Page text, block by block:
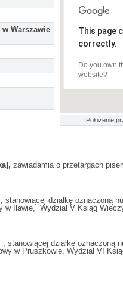
Warszawie
This page
correctly.
Do you own
website?
Położenie
zawiadamia o przetargach
działkę oznaczoną
Iławie, Wydział V Ksiąg
działkę oznaczoną
w Pruszkowie, Wydział VI